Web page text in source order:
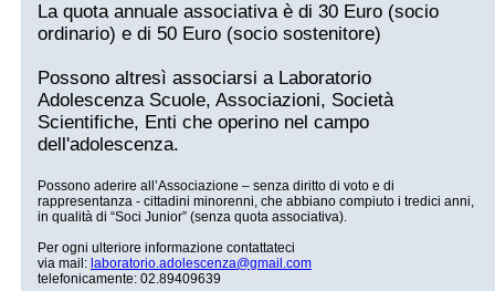
La quota annuale associativa è di 30 Euro (socio
ordinario) e di 50 Euro (socio sostenitore)
Possono altresì associarsi a Laboratorio
Adolescenza Scuole, Associazioni, Società
Scientifiche, Enti che operino nel campo
dell'adolescenza.
Possono aderire all’Associazione – senza diritto di voto e di
rappresentanza - cittadini minorenni, che abbiano compiuto i tredici anni,
in qualità di “Soci Junior” (senza quota associativa).
Per ogni ulteriore informazione contattateci
via mail: laboratorio.adolescenza@gmail.com
telefonicamente: 02.89409639